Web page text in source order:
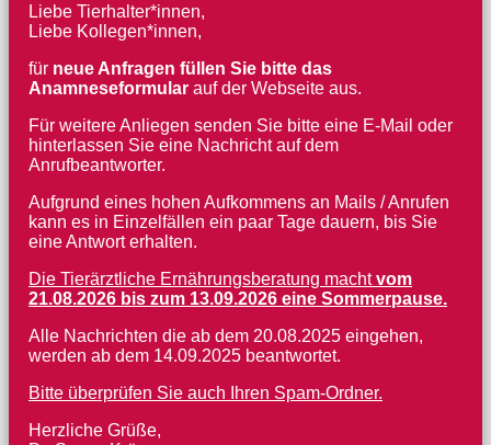
Liebe Tierhalter*innen,
Liebe Kollegen*innen,
für neue Anfragen füllen Sie bitte das
Anamneseformular auf der Webseite aus.
Für weitere Anliegen senden Sie bitte eine E-Mail oder
hinterlassen Sie eine Nachricht auf dem
Anrufbeantworter.
Aufgrund eines hohen Aufkommens an Mails / Anrufen
kann es in Einzelfällen ein paar Tage dauern, bis Sie
eine Antwort erhalten.
Die Tierärztliche Ernährungsberatung machtvom
21.08.2026 bis zum 13.09.2026 eine Sommerpause.
Alle Nachrichten die ab dem 20.08.2025 eingehen,
werden ab dem 14.09.2025 beantwortet.
Bitte überprüfen Sie auch Ihren Spam-Ordner.
Herzliche Grüße,